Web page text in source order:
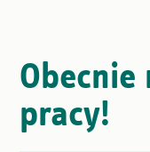
Obecnie
pracy!